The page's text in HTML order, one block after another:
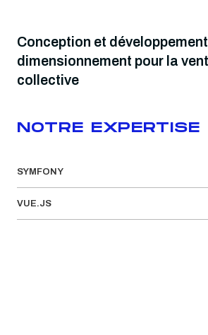
Conception et
dimensionnement pour la
collective
NOTRE EXPERTISE
SYMFONY
VUE.JS